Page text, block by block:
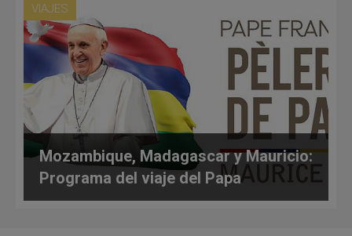
VIAJES
Mozambique, Madagascar y Mauricio:
Programa del viaje del Papa